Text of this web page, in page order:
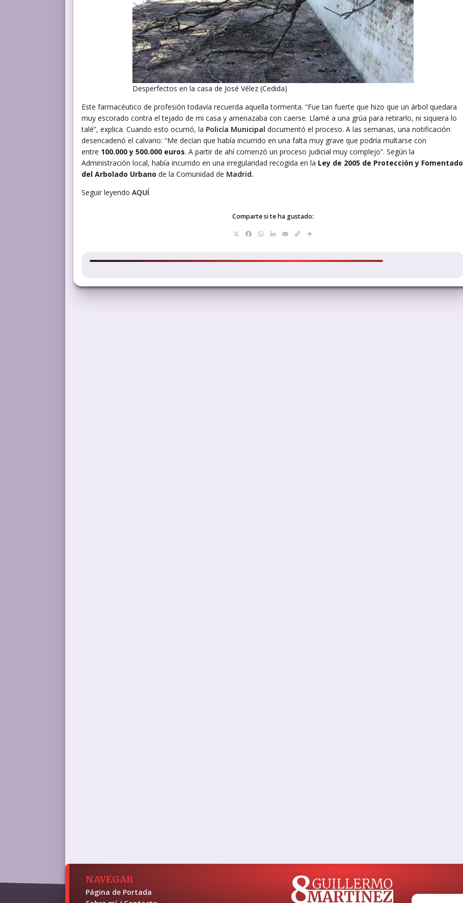
Desperfectos en la casa de José Vélez (Cedida)
Este farmacéutico de profesión todavía recuerda aquella tormenta. “Fue tan fuerte que hizo que un árbol quedara
muy escorado contra el tejado de mi casa y amenazaba con caerse. Llamé a una grúa para retirarlo, ni siquiera lo
talé”, explica. Cuando esto ocurrió, la Policía Municipal documentó el proceso. A las semanas, una notificación
desencadenó el calvario: “Me decían que había incurrido en una falta muy grave que podría multarse con
entre 100.000 y 500.000 euros. A partir de ahí comenzó un proceso judicial muy complejo”. Según la
Administración local, había incurrido en una irregularidad recogida en la Ley de 2005 de Protección y Fomentado
del Arbolado Urbano de la Comunidad de Madrid.
Seguir leyendo AQUÍ
Comparte si te ha gustado:
Facebook
WhatsApp
LinkedIn
EmailCopy
NAVEGAR
Página de Portada